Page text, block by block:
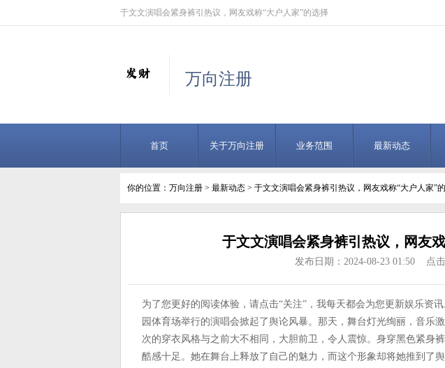
于文文演唱会紧身裤引热议，网友戏称“大户人家”的选择
万向注册
首页 关于万向注册 业务范围 最新动态
你的位置： 万向注册 > 最新动态 > 于文文演唱会紧身裤引热议，网友戏称“大户人家”
于文文演唱会紧身裤引热议，网友
发布日期：2024-08-23 01:50 点
为了您更好的阅读体验，请点击“关注”，我每天都会为您更新娱乐资
园体育场举行的演唱会掀起了舆论风暴。那天，舞台灯光绚丽，音乐
次的穿衣风格与之前大不相同，大胆前卫，令人震惊。身穿黑色紧身
酷感十足。她在舞台上释放了自己的魅力，而这个形象却将她推到了舆